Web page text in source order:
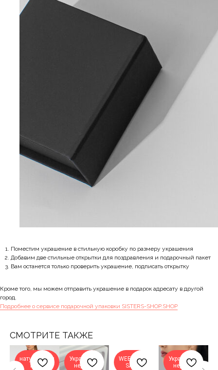
Поместим украшение в стильную коробку по размеру украшения
Добавим две стильные открытки для поздравления и подарочный пакет
Вам останется только проверить украшение, подписать открытку
Кроме того, мы можем отправить украшение в подарок адресату в другой
город.
Подробнее о сервисе подарочной упаковки SISTERS-SHOP.SHOP
СМОТРИТЕ ТАКЖЕ
натуральная
кожа
Украшение
недели
WEEKEND
SALE
Украшение
недели